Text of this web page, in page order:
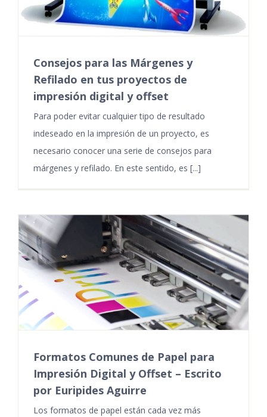
Consejos para las Márgenes y
Refilado en tus proyectos de
impresión digital y offset
Para poder evitar cualquier tipo de resultado
indeseado en la impresión de un proyecto, es
necesario conocer una serie de consejos para
márgenes y refilado. En este sentido, es [...]
Formatos Comunes de Papel para
Impresión Digital y Offset – Escrito
por Euripides Aguirre
Los formatos de papel están cada vez más